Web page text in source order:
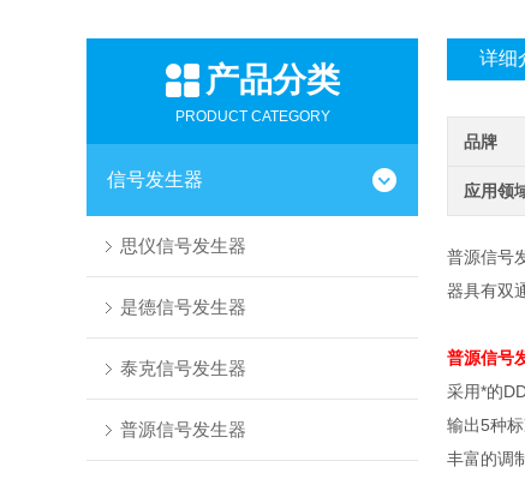
产品分类
PRODUCT CATEGORY
信号发生器
思仪信号发生器
是德信号发生器
泰克信号发生器
普源信号发生器
详细
品牌
应用领
普源信号
器具有双
普源信号
采用*的
输出5种
丰富的调